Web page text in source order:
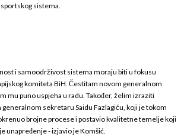
sistema.
i samoodrživost sistema moraju biti u fokusu
komiteta BiH. Čestitam novom generalnom
mu puno uspjeha u radu. Također, želim izraziti
sekretaru Saidu Fazlagiću, koji je tokom
brojne procese i postavio kvalitetne temelje koji
unapređenje - izjavio je Komšić.